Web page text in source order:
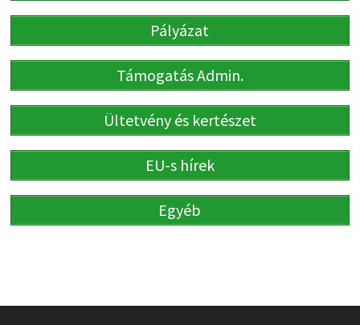
Pályázat
Támogatás Admin.
Ültetvény és kertészet
EU-s hírek
Egyéb